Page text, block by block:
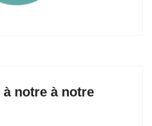
notre à notre